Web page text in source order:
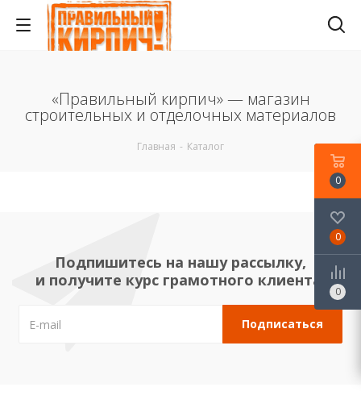
«Правильный кирпич» — магазин
строительных и отделочных материалов
Главная - Каталог
Подпишитесь на нашу рассылку,
и получите курс грамотного клиента!
0
0
0